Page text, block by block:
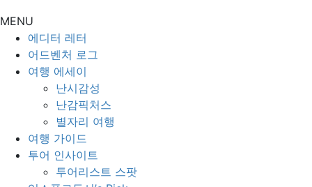
MENU
에디터 레터
어드벤처 로그
여행 에세이
난시감성
난감픽처스
별자리 여행
여행 가이드
투어 인사이트
투어리스트 스팟